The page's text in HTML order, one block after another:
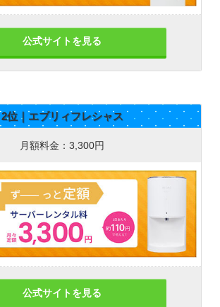
公式サイトを見る
2位｜エブリィフレシャス
月額料金：3,300円
公式サイトを見る